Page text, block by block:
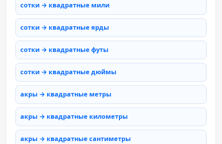
сотки → квадратные мили
сотки → квадратные ярды
сотки → квадратные футы
сотки → квадратные дюймы
акры → квадратные метры
акры → квадратные километры
акры → квадратные сантиметры